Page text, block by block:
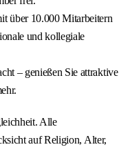
über 10.000 Mitarbeitern
und kollegiale
– genießen Sie attraktive
Alle
auf Religion, Alter,